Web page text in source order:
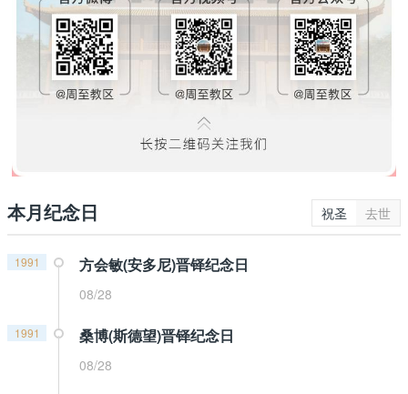
本月纪念日 祝圣 去世
1991 方会敏(安多尼)晋铎纪念日
08/28
1991 桑博(斯德望)晋铎纪念日
08/28